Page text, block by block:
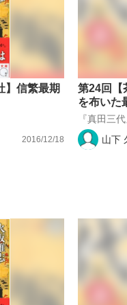
ったからと言って…」サッ
】信繁最期
2016/12/18
第24回【
を布いた
『真田三
山下